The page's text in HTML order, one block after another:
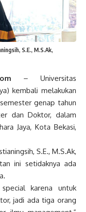
S.E., M.S.Ak,
– Universitas
kembali melakukan
genap tahun
dan Doktor, dalam
Jaya, Kota Bekasi,
S.E., M.S.Ak,
ini setidaknya ada
karena untuk
jadi ada tiga orang